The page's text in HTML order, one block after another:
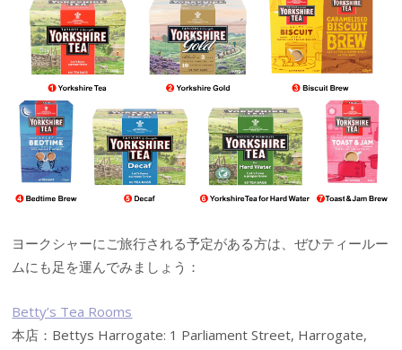
ヨークシャーにご旅行される予定がある方は、ぜひティールー
ムにも足を運んでみましょう：
Betty’s Tea Rooms
本店：Bettys Harrogate: 1 Parliament Street, Harrogate,